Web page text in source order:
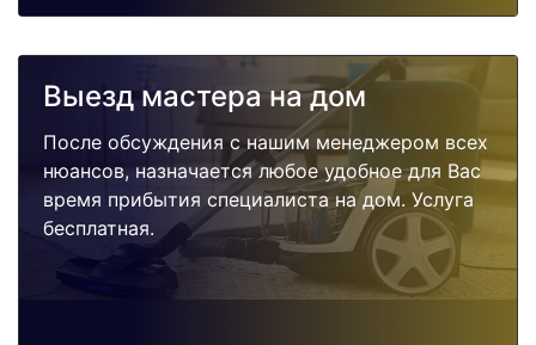
Выезд мастера на дом
После обсуждения с нашим менеджером всех
нюансов, назначается любое удобное для Вас
время прибытия специалиста на дом. Услуга
бесплатная.